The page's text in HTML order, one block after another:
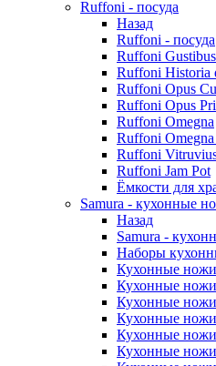
Ruffoni - посуда
Назад
Ruffoni - посуда
Ruffoni Gustibus
Ruffoni Historia
Ruffoni Opus
Ruffoni Opus
Ruffoni Omegna
Ruffoni Omegna
Ruffoni
Ruffoni Jam Pot
Ёмкости для
Samura - кухонные
Назад
Samura -
Наборы
Кухонные
Кухонные ножи
Кухонные
Кухонные ножи
Кухонные ножи
Кухонные ножи